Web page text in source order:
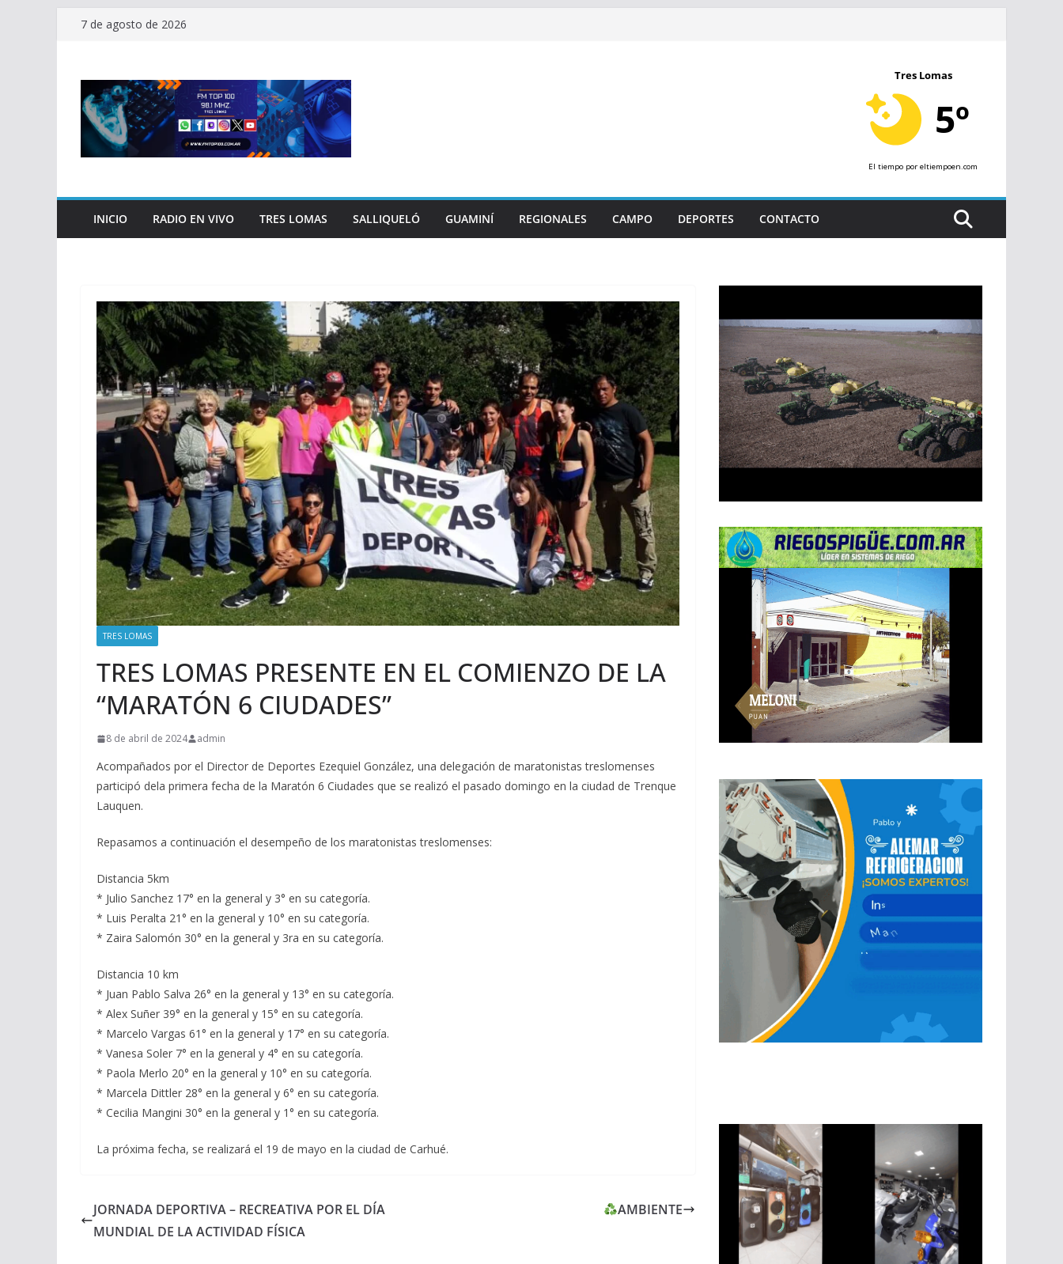
Saltar7 de agosto de 2026
Tres Lomas
5º
El tiempo por eltiempoen.com
INICIO RADIO EN VIVO TRES LOMAS SALLIQUELÓ GUAMINÍ REGIONALES CAMPO DEPORTES CONTACTO
TRES LOMAS
TRES LOMAS PRESENTE EN EL COMIENZO DE LA
“MARATÓN 6 CIUDADES”
8 de abril de 2024 admin
Acompañados por el Director de Deportes Ezequiel González, una delegación de maratonistas treslomenses
participó dela primera fecha de la Maratón 6 Ciudades que se realizó el pasado domingo en la ciudad de Trenque
Lauquen.
Repasamos a continuación el desempeño de los maratonistas treslomenses:
Distancia 5km
* Julio Sanchez 17° en la general y 3° en su categoría.
* Luis Peralta 21° en la general y 10° en su categoría.
* Zaira Salomón 30° en la general y 3ra en su categoría.
Distancia 10 km
* Juan Pablo Salva 26° en la general y 13° en su categoría.
* Alex Suñer 39° en la general y 15° en su categoría.
* Marcelo Vargas 61° en la general y 17° en su categoría.
* Vanesa Soler 7° en la general y 4° en su categoría.
* Paola Merlo 20° en la general y 10° en su categoría.
* Marcela Dittler 28° en la general y 6° en su categoría.
* Cecilia Mangini 30° en la general y 1° en su categoría.
La próxima fecha, se realizará el 19 de mayo en la ciudad de Carhué.
JORNADA DEPORTIVA – RECREATIVA POR EL DÍA
MUNDIAL DE LA ACTIVIDAD FÍSICA
AMBIENTE